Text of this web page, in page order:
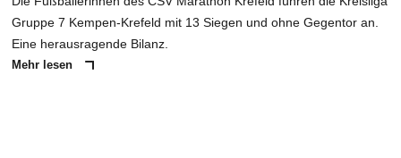
Gruppe 7 Kempen-Krefeld mit 13 Siegen und ohne Gegentor an.
Eine herausragende Bilanz.
Mehr lesen